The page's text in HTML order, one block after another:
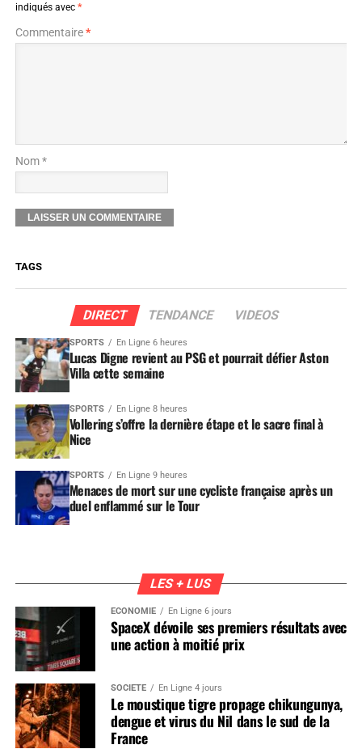
indiqués avec *
Commentaire*
Nom *
TAGS
DIRECT TENDANCE VIDEOS
SPORTS En Ligne 6 heures
Lucas Digne revient au PSG et pourrait défier Aston
Villa cette semaine
SPORTS En Ligne 8 heures
Vollering s’offre la dernière étape et le sacre final à
Nice
SPORTS En Ligne 9 heures
Menaces de mort sur une cycliste française après un
duel enflammé sur le Tour
LES + LUS
ÉCONOMIE En Ligne 6 jours
SpaceX dévoile ses premiers résultats avec
une action à moitié prix
SOCIÉTÉ En Ligne 4 jours
Le moustique tigre propage chikungunya,
dengue et virus du Nil dans le sud de la
France